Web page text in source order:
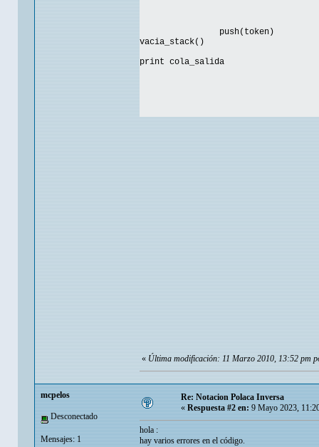
push(token)
vacia_stack()
print cola_salida
« Última modificación: 11 Marzo 2010, 13:52 pm
mcpelos
Desconectado
Mensajes: 1
Re: Notacion Polaca Inversa
«Respuesta #2 en:9 Mayo 2023,
hola :
hay varios errores en el código.